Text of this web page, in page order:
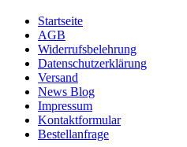
Startseite
AGB
Widerrufsbelehrung
Datenschutzerklärung
Versand
News Blog
Impressum
Kontaktformular
Bestellanfrage